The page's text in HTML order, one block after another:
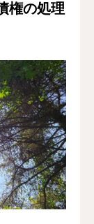
の処理